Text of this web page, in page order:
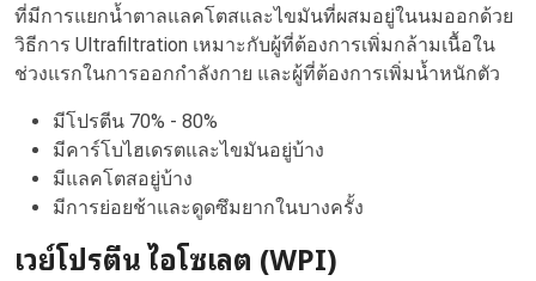
ที่มีการแยกน้ำตาลแลคโตสและไขมันที่ผสมอยู่ในนมออกด้วย
วิธีการ Ultrafiltration เหมาะกับผู้ที่ต้องการเพิ่มกล้ามเนื้อใน
ช่วงแรกในการออกกำลังกาย และผู้ที่ต้องการเพิ่มน้ำหนักตัว
มีโปรตีน 70% - 80%
มีคาร์โบไฮเดรตและไขมันอยู่บ้าง
มีแลคโตสอยู่บ้าง
มีการย่อยช้าและดูดซึมยากในบางครั้ง
เวย์โปรตีน ไอโซเลต (WPI)